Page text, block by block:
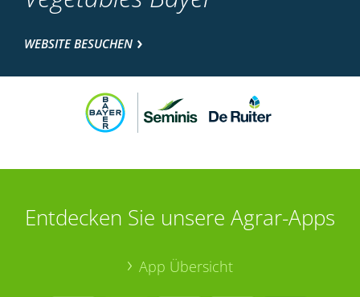
WEBSITE BESUCHEN
Entdecken Sie unsere Agrar-Apps
App Übersicht